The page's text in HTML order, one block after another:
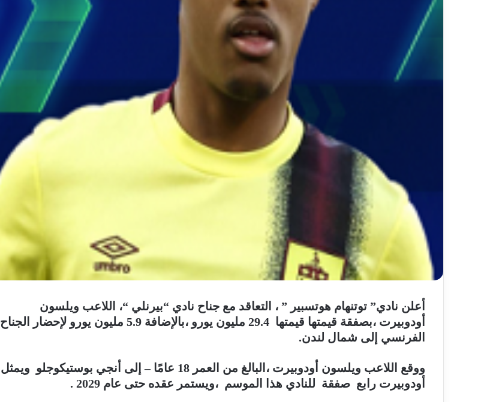
أعلن نادي” توتنهام هوتسبير ” ، التعاقد مع جناح نادي “بيرنلي “، اللاعب ويلسون
أودوبيرت ،بصفقة قيمتها قيمتها 29.4 مليون يورو ،بالإضافة 5.9 مليون يورو لإحضار الجناح
الفرنسي إلى شمال لندن.
ووقع اللاعب ويلسون أودوبيرت ،البالغ من العمر 18 عامًا – إلى أنجي بوستيكوجلو ويمثل
أودوبيرت رابع صفقة للنادي هذا الموسم ،ويستمر عقده حتى عام 2029 .